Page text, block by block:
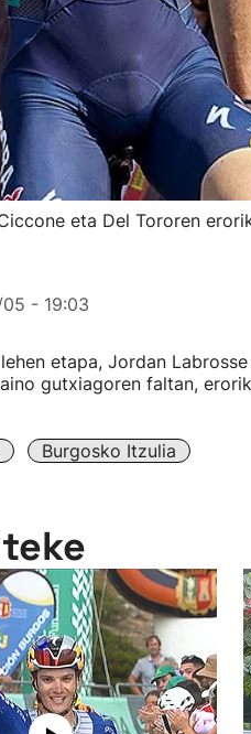
eta Del Tororen
- 19:03
etapa, Jordan
gutxiagoren faltan,
Burgosko Itzulia